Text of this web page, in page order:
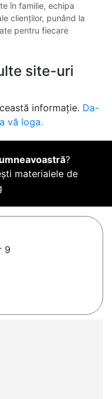
în familie, echipa
clienților, punând la
pentru fiecare
site-uri
informație. Da-
vă loga.
?
materialele de
9